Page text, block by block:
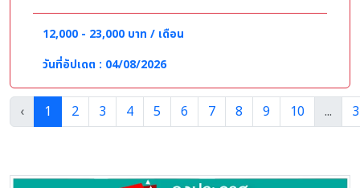
2.วุฒิ ม.3 ขึ้นไปหรือ ปวช.เทียบเท่า ไม่จำเป็นต้องมี
ประสบการณ์
3.สามารถทำงานเป็นกะได้
4.บุคลิกภาพและมนุษยสัมพันธ์ดี
ทำงานสาขาใกล้บ้านได้ ***สัมภาษณ์ และแจ้งผลทันที***
12,000 - 23,000 บาท / เดือน
วันที่อัปเดต : 04/08/2026
‹ 1 2 3 4 5 6 7 8 9 10 ...